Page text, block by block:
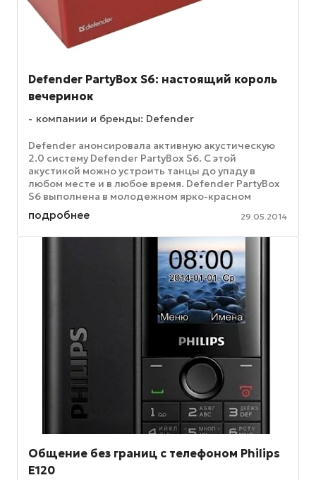
Defender PartyBox S6: настоящий король
вечеринок
компании и бренды: Defender
Defender анонсировала активную акустическую
2.0 систему Defender PartyBox S6. С этой
акустикой можно устроить танцы до упаду в
любом месте и в любое время. Defender PartyBox
S6 выполнена в молодежном ярко-красном
дизайне и имеет компактные габариты, ...
подробнее 29.05.2014
Общение без границ с телефоном Philips
E120